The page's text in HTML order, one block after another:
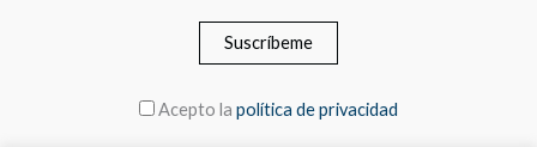
Acepto la política de privacidad